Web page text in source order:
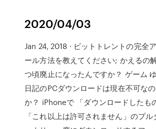
2020/04/03
Jan 24, 2018 · ビットトレントの完全
ール方法を教えてください; かえるの
つ頃廃止になったんですか？ ゲーム
日記のPCダウンロードは現在不可な
か？ iPhoneで 「ダウンロードしたも
「これ以上は許可されません」のプル